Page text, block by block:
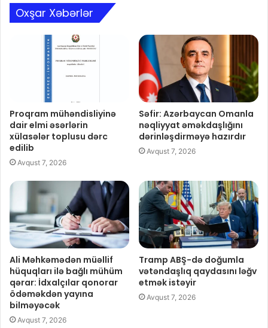
Oxşar Xəbərlər
Proqram mühəndisliyinə
dair elmi əsərlərin
xülasələr toplusu dərc
edilib
Avqust 7, 2026
Səfir: Azərbaycan Omanla
nəqliyyat əməkdaşlığını
dərinləşdirməyə hazırdır
Avqust 7, 2026
Ali Məhkəmədən müəllif
hüquqları ilə bağlı mühüm
qərar: İdxalçılar qonorar
ödəməkdən yayına
bilməyəcək
Avqust 7, 2026
Tramp ABŞ-də doğumla
vətəndaşlıq qaydasını ləğv
etmək istəyir
Avqust 7, 2026